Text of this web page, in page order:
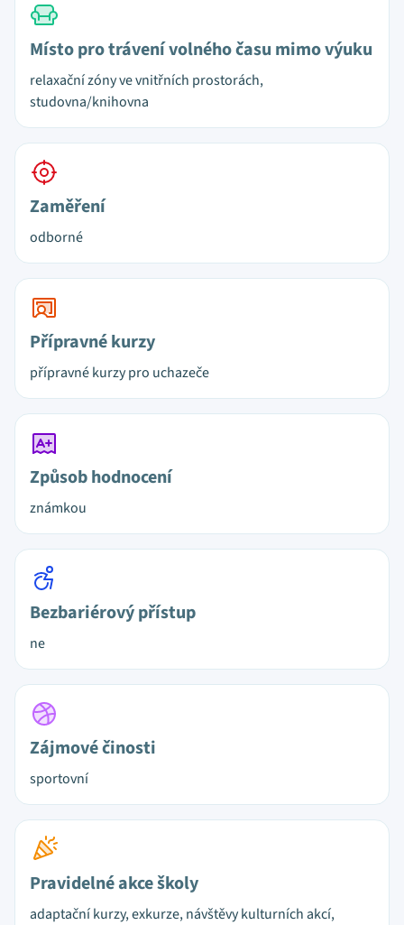
Místo pro trávení volného času mimo výuku
relaxační zóny ve vnitřních prostorách,
studovna/knihovna
Zaměření
odborné
Přípravné kurzy
přípravné kurzy pro uchazeče
Způsob hodnocení
známkou
Bezbariérový přístup
ne
Zájmové činosti
sportovní
Pravidelné akce školy
adaptační kurzy, exkurze, návštěvy kulturních akcí,